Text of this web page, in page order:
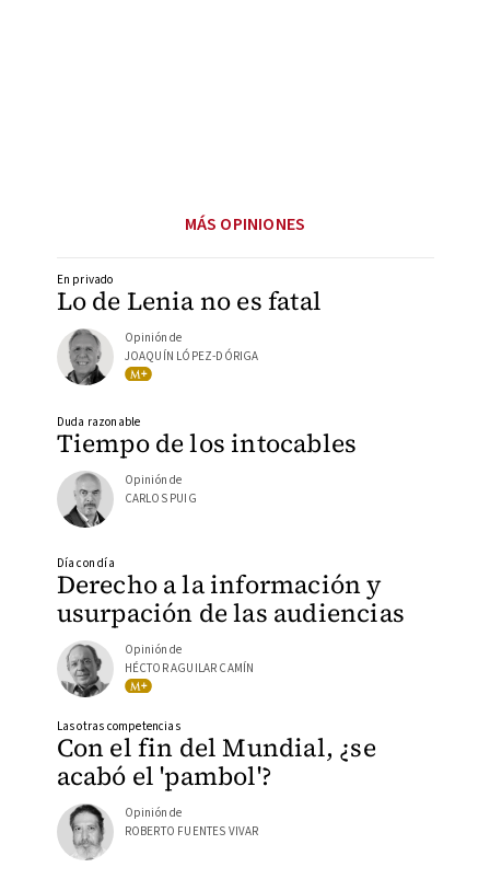
MÁS OPINIONES
Lo de Lenia no es fatal
En privado
Opinión de
JOAQUÍN LÓPEZ-DÓRIGA
Tiempo de los intocables
Duda razonable
Opinión de
CARLOS PUIG
Derecho a la información y
usurpación de las audiencias
Día con día
Opinión de
HÉCTOR AGUILAR CAMÍN
Con el fin del Mundial, ¿se
acabó el 'pambol'?
Las otras competencias
Opinión de
ROBERTO FUENTES VIVAR